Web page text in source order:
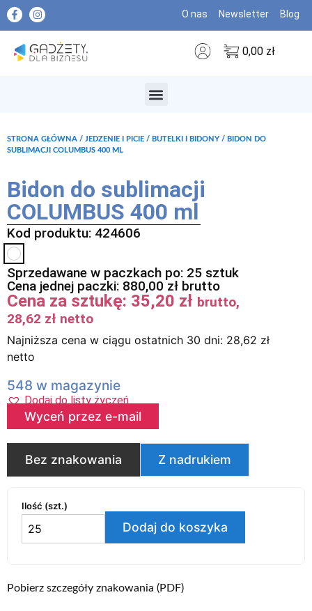
O nas Newsletter Blog
0,00 zł
STRONA GŁÓWNA / JEDZENIE I PICIE / BUTELKI I BIDONY / BIDON DO
SUBLIMACJI COLUMBUS 400 ML
Bidon do sublimacji
COLUMBUS 400 ml
Kod produktu: 424606
Sprzedawane w paczkach po: 25 sztuk
Cena jednej paczki: 880,00 zł brutto
Cena za sztukę: 35,20 zł brutto,
28,62 zł netto
Najniższa cena w ciągu ostatnich 30 dni: 28,62 zł
netto
548 w magazynie
Dodaj do listy życzeń
Wyceń przez e-mail
Bez znakowania Z nadrukiem
Ilość (szt.)
Dodaj do koszyka
Pobierz szczegóły znakowania (PDF)